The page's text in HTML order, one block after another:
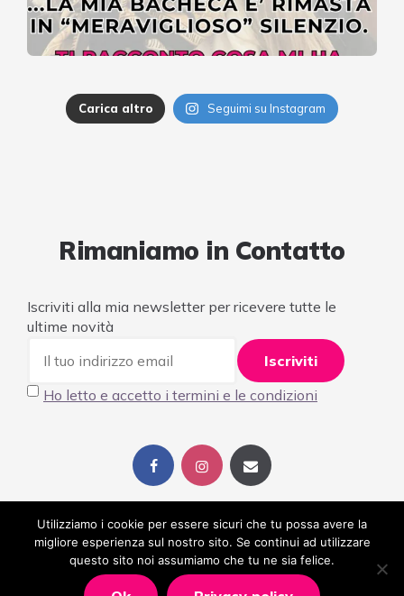
Carica altro Seguimi su Instagram
Rimaniamo in Contatto
Iscriviti alla mia newsletter per ricevere tutte le
ultime novità
Ho letto e accetto i termini e le condizioni
© 2023 Alessandra Gianoglio
Collaborazioni Contatti
Utilizziamo i cookie per essere sicuri che tu possa avere la
migliore esperienza sul nostro sito. Se continui ad utilizzare
questo sito noi assumiamo che tu ne sia felice.